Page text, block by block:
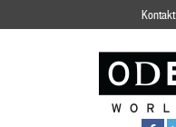
Kontakt